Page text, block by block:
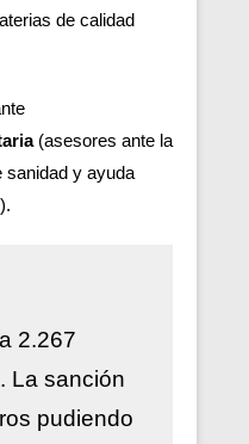
de calidad
(asesores ante la
sanidad y ayuda
2.267
La sanción
pudiendo